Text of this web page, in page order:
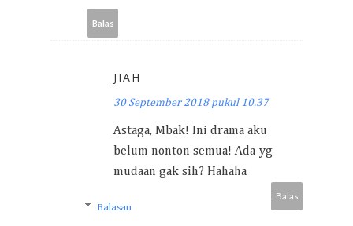
Balas
JIAH
30 September 2018 pukul 10.37
Astaga, Mbak! Ini drama aku
belum nonton semua! Ada yg
mudaan gak sih? Hahaha
Balas
Balasan